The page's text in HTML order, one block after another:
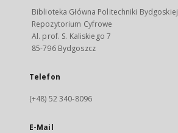
Biblioteka Główna Politechniki Bydgoskiej
Repozytorium Cyfrowe
Al. prof. S. Kaliskiego 7
85-796 Bydgoszcz
Telefon
(+48) 52 340-8096
E-Mail